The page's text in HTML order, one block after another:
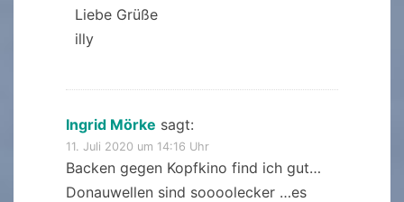
Liebe Grüße
illy
Ingrid Mörke sagt:
11. Juli 2020 um 14:16 Uhr
Backen gegen Kopfkino find ich gut…
Donauwellen sind soooolecker …es